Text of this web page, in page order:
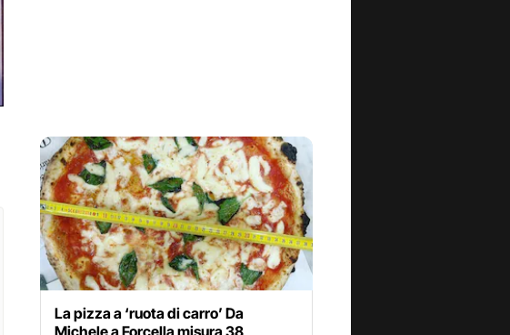
La pizza a ‘ruota di carro’ Da
Michele a Forcella misura 38